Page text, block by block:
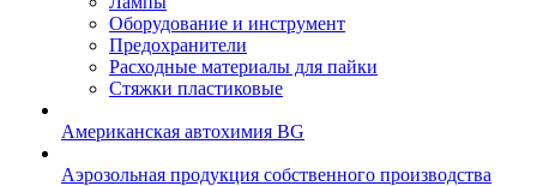
Оборудование и инструмент
Предохранители
Расходные материалы для пайки
Стяжки пластиковые
Американская автохимия BG
Аэрозольная продукция собственного производства